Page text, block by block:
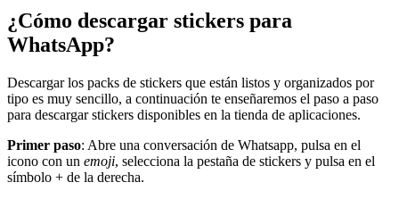
¿Cómo descargar stickers para
WhatsApp?
Descargar los packs de stickers que están listos y organizados por
tipo es muy sencillo, a continuación te enseñaremos el paso a paso
para descargar stickers disponibles en la tienda de aplicaciones.
Primer paso: Abre una conversación de Whatsapp, pulsa en el
icono con un emoji, selecciona la pestaña de stickers y pulsa en el
símbolo + de la derecha.